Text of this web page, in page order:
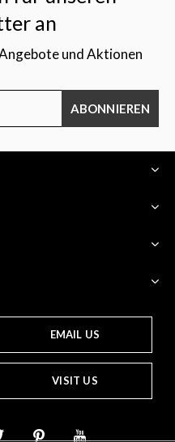
an
und Aktionen
ABONNIEREN
EMAIL US
VISIT US